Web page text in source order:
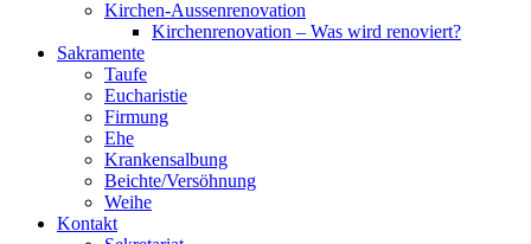
Kirchen-Aussenrenovation
Kirchenrenovation – Was wird renoviert?
Sakramente
Taufe
Eucharistie
Firmung
Ehe
Krankensalbung
Beichte/Versöhnung
Weihe
Kontakt